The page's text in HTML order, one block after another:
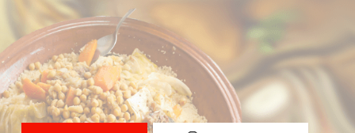
ACCUEIL
LA CARTE
VOTRE COMPTE